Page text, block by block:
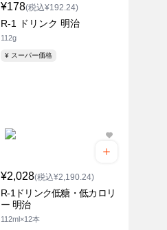
¥178(税込¥192.24)
R-1 ドリンク 明治
112g
¥ スーパー価格
¥2,028(税込¥2,190.24)
R-1ドリンク低糖・低カロリ
ー 明治
112ml×12本